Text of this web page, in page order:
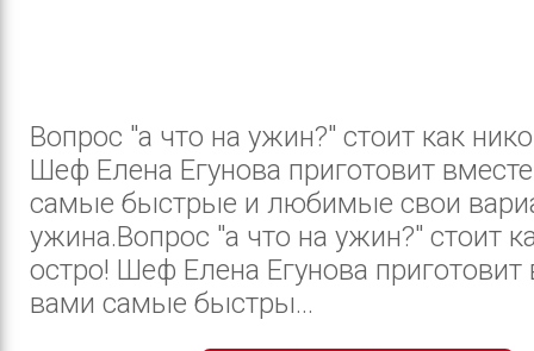
Вопрос "а что на ужин?" стоит как
Шеф Елена Егунова приготовит
самые быстрые и любимые свои
ужина.Вопрос "а что на ужин?" стоит
остро! Шеф Елена Егунова приготовит
вами самые быстры...